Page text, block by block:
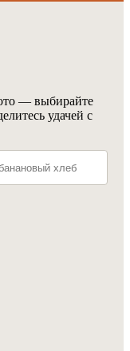
— выбирайте
удачей с